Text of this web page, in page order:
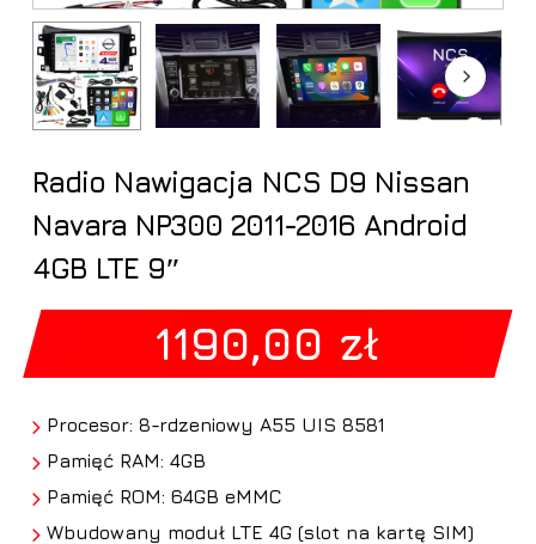
Radio Nawigacja NCS D9 Nissan
Navara NP300 2011-2016 Android
4GB LTE 9″
1190,00 zł
Procesor: 8-rdzeniowy A55 UIS 8581
Pamięć RAM: 4GB
Pamięć ROM: 64GB eMMC
Wbudowany moduł LTE 4G (slot na kartę SIM)